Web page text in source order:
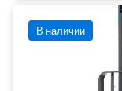
В наличии